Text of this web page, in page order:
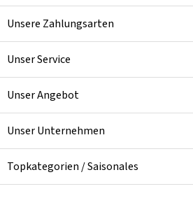
Unsere Zahlungsarten
Unser Service
Unser Angebot
Unser Unternehmen
Topkategorien / Saisonales